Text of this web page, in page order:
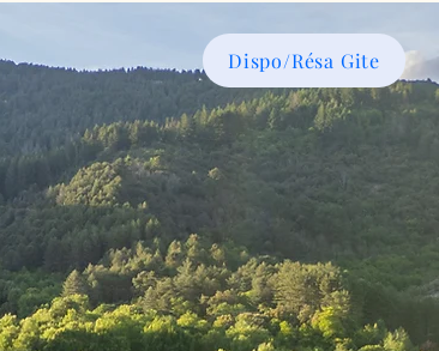
Dispo/Résa Gite